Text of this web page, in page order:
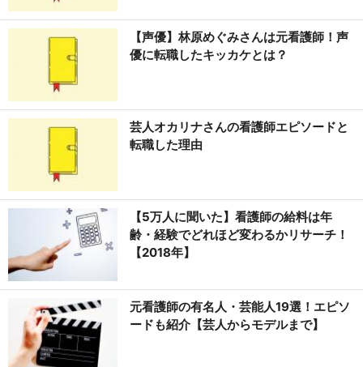
【声優】林原めぐみさんは元看護師！声
優に転職したキッカケとは？
芸人オカリナさんの看護師エピソードと
転職した理由
【5万人に聞いた】看護師の給料は年
齢・経験でどれほど変わるかリサーチ！
【2018年】
元看護師の有名人・芸能人19選！エピソ
ードも紹介【芸人からモデルまで】